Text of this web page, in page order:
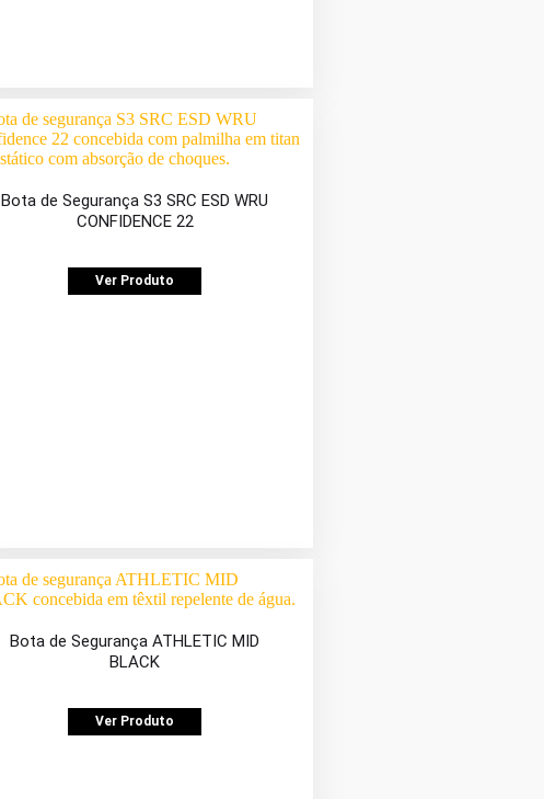
Bota de Segurança S3 SRC ESD WRU
CONFIDENCE 22
Ver Produto
Bota de Segurança ATHLETIC MID
BLACK
Ver Produto